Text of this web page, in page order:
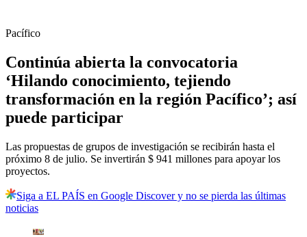
Pacífico
Continúa abierta la convocatoria
‘Hilando conocimiento, tejiendo
transformación en la región Pacífico’; así
puede participar
Las propuestas de grupos de investigación se recibirán hasta el
próximo 8 de julio. Se invertirán $ 941 millones para apoyar los
proyectos.
Siga a EL PAÍS en Google Discover y no se pierda las últimas
noticias